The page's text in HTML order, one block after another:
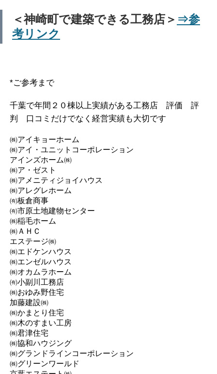
＜神崎町で建築できる工務店＞ ⇒参
考リンク
*ご参考まで
千葉で年間２０棟以上実績がある工務店 評価 評
判 口コミだけでなく経営実績も大切です
㈱アイキョーホーム
㈱アイ・ユニットコーポレーション
アインズホーム㈱
㈱ア・ゼスト
㈱アメニティジョイハウス
㈱アレグレホーム
㈲板倉商事
㈲市原土地建物センター
㈱稲毛ホーム
㈱ＡＨＣ
エステージ㈱
㈱エドケンハウス
㈱エンゼルハウス
㈱オカムラホーム
㈲小副川工務店
㈱おゆみ野住宅
加藤建設㈱
㈱かまとり住宅
㈱木のすまい工房
㈱君津住宅
㈱協和ハウジング
㈱グランドラインコーポレーション
㈱グリーンワールド